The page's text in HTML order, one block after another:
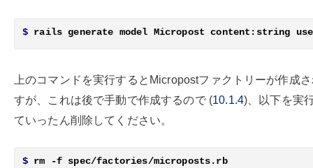
$
上のコマンドを実行するとMicropostファクトリーが作成
すが、これは後で手動で作成するので (10.1.4)、以下を実
ていったん削除してください。
$ rm -f spec/factories/microposts.rb